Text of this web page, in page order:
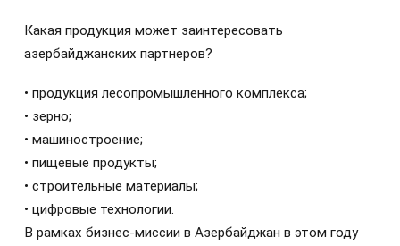
Какая продукция может заинтересовать
азербайджанских партнеров?
• продукция лесопромышленного комплекса;
• зерно;
• машиностроение;
• пищевые продукты;
• строительные материалы;
• цифровые технологии.
В рамках бизнес-миссии в Азербайджан в этом году